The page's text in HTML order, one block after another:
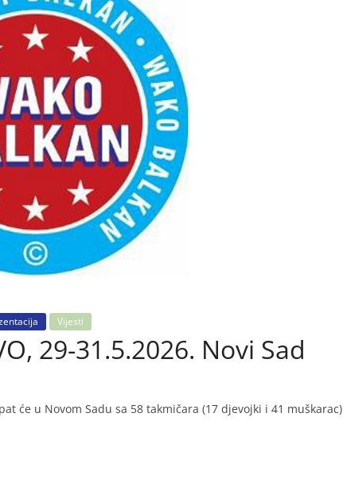
Vijesti
29-31.5.2026. Novi Sad
će u Novom Sadu sa 58 takmičara (17 djevojki i 41 muškarac)